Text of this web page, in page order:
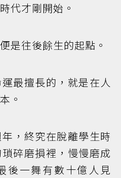
代才剛開始。
是往後餘生的起點。
最擅長的，就是在人
。
，終究在脫離學生時
碎磨損裡，慢慢磨成
後一舞有數十億人見